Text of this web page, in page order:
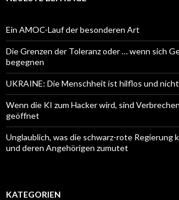
Ein AMOC-Lauf der besonderen Art
Die Grenzen der Toleranz oder … wenn sich
begegnen
UKRAINE: Die Menschheit ist hilflos und
Wenn die KI zum Hacker wird, sind
geöffnet
Unglaublich, was die schwarz-rote Regierung
und deren Angehörigen zumutet
KATEGORIEN